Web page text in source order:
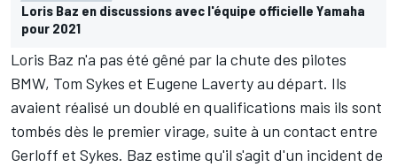
Loris Baz en discussions avec l'équipe officielle Yamaha
pour 2021
Loris Baz n'a pas été gêné par la chute des pilotes
BMW, Tom Sykes et Eugene Laverty au départ. Ils
avaient réalisé un doublé en qualifications mais ils sont
tombés dès le premier virage, suite à un contact entre
Gerloff et Sykes. Baz estime qu'il s'agit d'un incident de